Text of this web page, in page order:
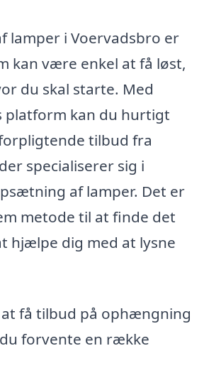
lamper i Voervadsbro er
kan være enkel at få løst,
du skal starte. Med
platform kan du hurtigt
tilbud fra
specialiserer sig i
af lamper. Det er
metode til at finde det
hjælpe dig med at lysne
få tilbud på ophængning
forvente en række